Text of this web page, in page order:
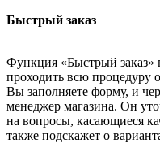
Быстрый заказ
Функция «Быстрый заказ»
проходить всю процедуру
Вы заполняете форму, и
менеджер магазина. Он
на вопросы, касающиеся
также подскажет о